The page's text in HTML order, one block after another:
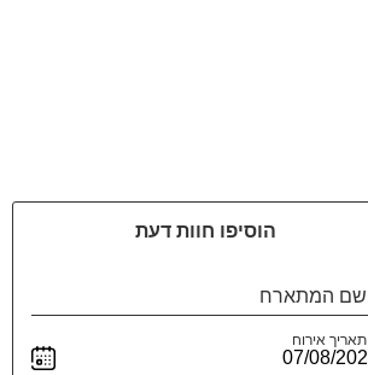
הוסיפו חוות דעת
שם המתארח
תאריך אירוח